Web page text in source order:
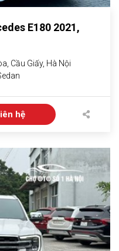
E180 2021,
Cầu Giấy, Hà Nội
hệ